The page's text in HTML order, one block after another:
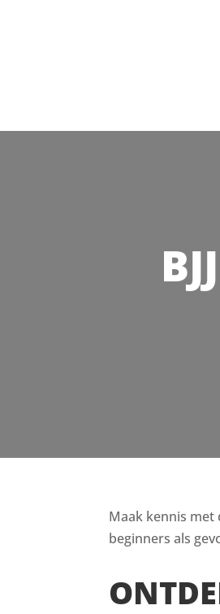
Maak kennis met
beginners als